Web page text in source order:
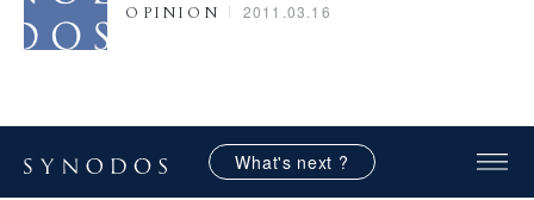
OPINION 2011.03.16
What's next ?